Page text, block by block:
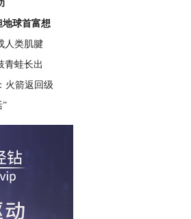
地球首富想
人类肌腱
青蛙长出
火箭返回级
”